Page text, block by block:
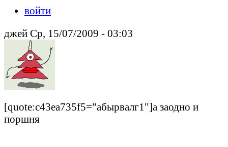
войти
джей Ср, 15/07/2009 - 03:03
[quote:c43ea735f5="абырвалг1"]а заодно и
поршня